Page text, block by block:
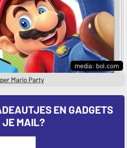
media: bol.com
Mario Party
EN GADGETS
JE MAIL?